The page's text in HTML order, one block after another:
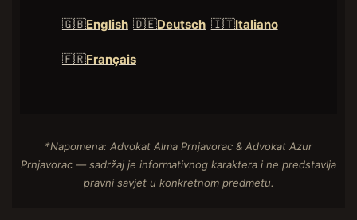
🇬🇧English 🇩🇪Deutsch 🇮🇹Italiano
🇫🇷Français
*Napomena: Advokat Alma Prnjavorac & Advokat Azur
Prnjavorac — sadržaj je informativnog karaktera i ne predstavlja
pravni savjet u konkretnom predmetu.